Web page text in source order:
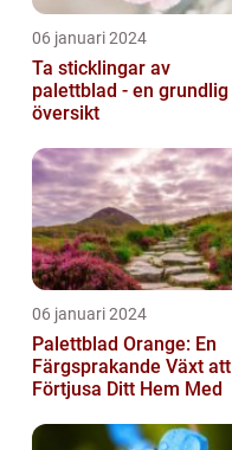
06 januari 2024
Ta sticklingar av
palettblad - en grundlig
översikt
06 januari 2024
Palettblad Orange: En
Färgsprakande Växt att
Förtjusa Ditt Hem Med